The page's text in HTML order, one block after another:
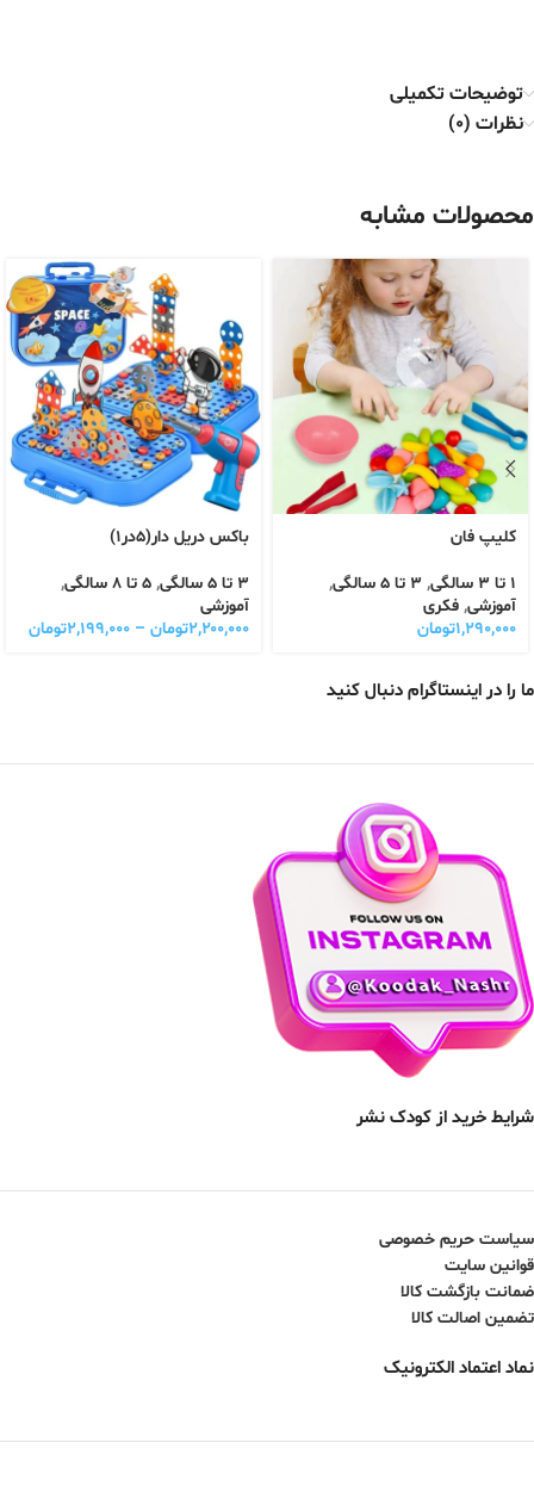
توضیحات تکمیلی
نظرات (0)
محصولات مشابه
کلیپ فان
1 تا 3 سالگی , 3 تا 5 سالگی
,
آموزشی, فکری
۱,۲۹۰,۰۰۰تومان
باکس دریل دار(۵در۱)
3 تا 5 سالگی , 5 تا 8 سالگی
,
آموزشی
۲,۲۰۰,۰۰۰تومان – ۲,۱۹۹,۰۰۰تومان
ما را در اینستاگرام دنبال کنید
شرایط خرید از کودک نشر
سیاست حریم خصوصی
قوانین سایت
ضمانت بازگشت کالا
تضمین اصالت کالا
نماد اعتماد الکترونیک